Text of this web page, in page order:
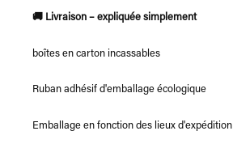
🚚 Livraison – expliquée simplement
boîtes en carton incassables
Ruban adhésif d'emballage écologique
Emballage en fonction des lieux d'expédition